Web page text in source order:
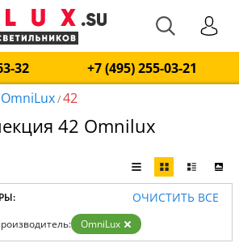
32
+7 (495) 255-03-21
OmniLux/42
42 Omnilux
ОЧИСТИТЬ ВСЕ
OmniLux